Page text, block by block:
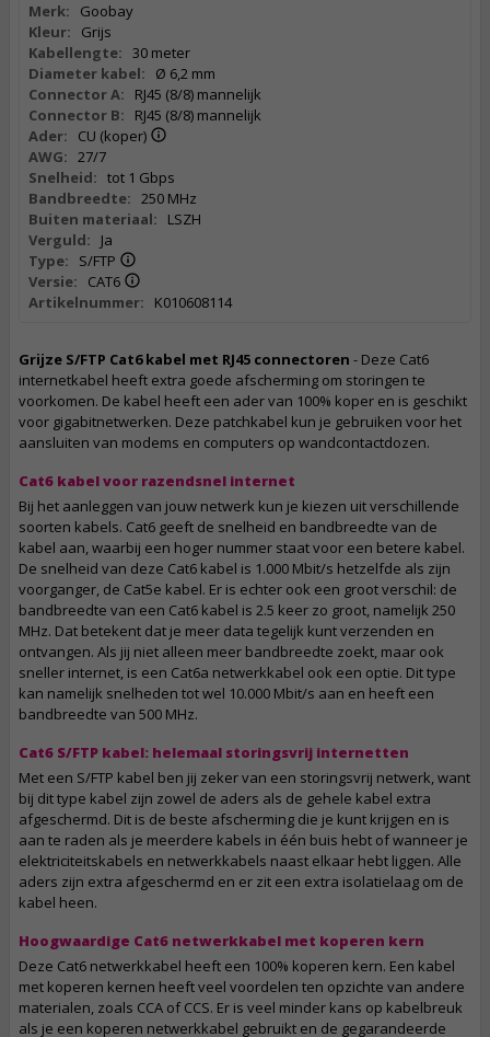
Merk:
Goobay
Kleur:
Grijs
Kabellengte: 30 meter
Diameter kabel:
Ø 6,2 mm
Connector A:
RJ45 (8/8) mannelijk
Connector B:
RJ45 (8/8) mannelijk
Ader:
CU (koper)
AWG: 27/7
Snelheid: tot 1 Gbps
Bandbreedte: 250 MHz
Buiten materiaal:
LSZH
Verguld:
Ja
Type:
S/FTP
Versie:
CAT6
Artikelnummer:
K010608114
Grijze S/FTP Cat6 kabel met RJ45 connectoren - Deze Cat6
internetkabel heeft extra goede afscherming om storingen te
voorkomen. De kabel heeft een ader van 100% koper en is geschikt
voor gigabitnetwerken. Deze patchkabel kun je gebruiken voor het
aansluiten van modems en computers op wandcontactdozen.
Cat6 kabel voor razendsnel internet
Bij het aanleggen van jouw netwerk kun je kiezen uit verschillende
soorten kabels. Cat6 geeft de snelheid en bandbreedte van de
kabel aan, waarbij een hoger nummer staat voor een betere kabel.
De snelheid van deze Cat6 kabel is 1.000 Mbit/s hetzelfde als zijn
voorganger, de Cat5e kabel. Er is echter ook een groot verschil: de
bandbreedte van een Cat6 kabel is 2.5 keer zo groot, namelijk 250
MHz. Dat betekent dat je meer data tegelijk kunt verzenden en
ontvangen. Als jij niet alleen meer bandbreedte zoekt, maar ook
sneller internet, is een Cat6a netwerkkabel ook een optie. Dit type
kan namelijk snelheden tot wel 10.000 Mbit/s aan en heeft een
bandbreedte van 500 MHz.
Cat6 S/FTP kabel: helemaal storingsvrij internetten
Met een S/FTP kabel ben jij zeker van een storingsvrij netwerk, want
bij dit type kabel zijn zowel de aders als de gehele kabel extra
afgeschermd. Dit is de beste afscherming die je kunt krijgen en is
aan te raden als je meerdere kabels in één buis hebt of wanneer je
elektriciteitskabels en netwerkkabels naast elkaar hebt liggen. Alle
aders zijn extra afgeschermd en er zit een extra isolatielaag om de
kabel heen.
Hoogwaardige Cat6 netwerkkabel met koperen kern
Deze Cat6 netwerkkabel heeft een 100% koperen kern. Een kabel
met koperen kernen heeft veel voordelen ten opzichte van andere
materialen, zoals CCA of CCS. Er is veel minder kans op kabelbreuk
als je een koperen netwerkkabel gebruikt en de gegarandeerde